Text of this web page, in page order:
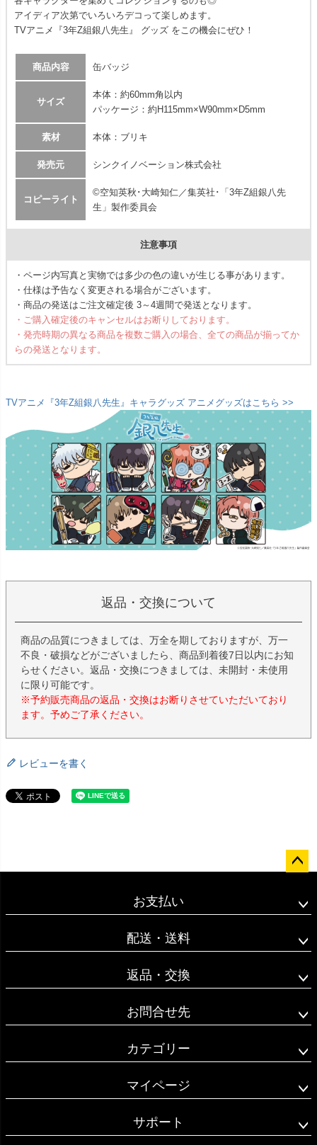
アイディア次第でいろいろデコって楽しめます。
TVアニメ『3年Z組銀八先生』 グッズ をこの機会にぜひ！
商品内容 缶バッジ
サイズ
本体：約60mm角以内
パッケージ：約H115mm×W90mm×D5mm
素材 本体：ブリキ
発売元 シンクイノベーション株式会社
コピーライト
©空知英秋･大崎知仁／集英社･「3年Z組銀八先
生」製作委員会
注意事項
・ページ内写真と実物では多少の色の違いが生じる事があります。
・仕様は予告なく変更される場合がございます。
・商品の発送はご注文確定後 3～4週間で発送となります。
・ご購入確定後のキャンセルはお断りしております。
・発売時期の異なる商品を複数ご購入の場合、全ての商品が揃ってか
らの発送となります。
TVアニメ『3年Z組銀八先生』キャラグッズ アニメグッズはこちら >>
返品・交換について
商品の品質につきましては、万全を期しておりますが、万一
不良・破損などがございましたら、商品到着後7日以内にお知
らせください。返品・交換につきましては、未開封・未使用
に限り可能です。
※予約販売商品の返品・交換はお断りさせていただいており
ます。予めご了承ください。
レビューを書く
ップ
お支払い
配送・送料
返品・交換
お問合せ先
カテゴリー
マイページ
サポート